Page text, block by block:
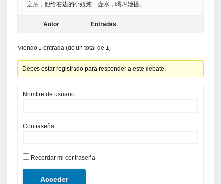
之后，他给右边的小妞炖一壶水，喝叫她提。
Autor Entradas
Viendo 1 entrada (de un total de 1)
Debes estar registrado para responder a este debate.
Nombre de usuario:
Contraseña:
Recordar mi contraseña
Acceder